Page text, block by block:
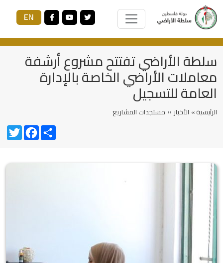
EN
سلطة الأراضي تفتتح مشروع أرشفة
معاملات الأراضي الخاصة بالإدارة
العامة للتسجيل
الرئيسية » الأخبار» مستجدات المشاريع
FacebookShare